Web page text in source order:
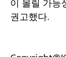
이 몰릴 가능
권고했다.